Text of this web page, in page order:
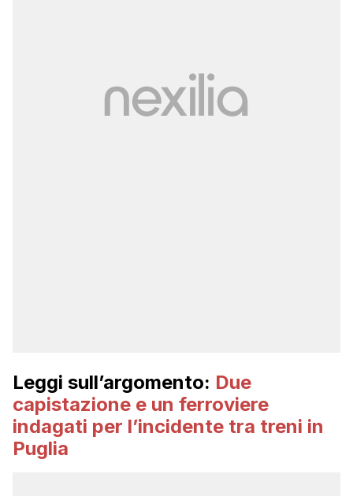
Leggi sull’argomento: Due
capistazione e un ferroviere
indagati per l’incidente tra treni in
Puglia